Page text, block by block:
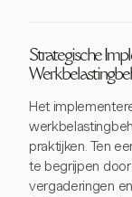
Strategische
Het
praktijken. Ten
te begrijpen
vergaderingen